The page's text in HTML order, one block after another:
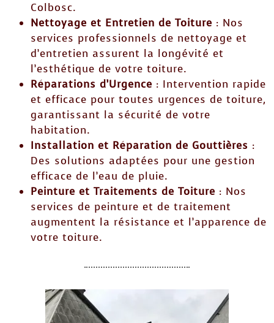
Colbosc.
Nettoyage et Entretien de Toiture : Nos
services professionnels de nettoyage et
d’entretien assurent la longévité et
l’esthétique de votre toiture.
Réparations d’Urgence : Intervention rapide
et efficace pour toutes urgences de toiture,
garantissant la sécurité de votre
habitation.
Installation et Réparation de Gouttières :
Des solutions adaptées pour une gestion
efficace de l’eau de pluie.
Peinture et Traitements de Toiture : Nos
services de peinture et de traitement
augmentent la résistance et l’apparence de
votre toiture.